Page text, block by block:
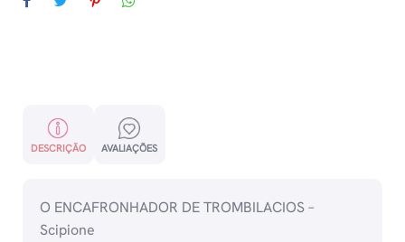
DESCRIÇÃO AVALIAÇÕES
O ENCAFRONHADOR DE TROMBILACIOS –
Scipione